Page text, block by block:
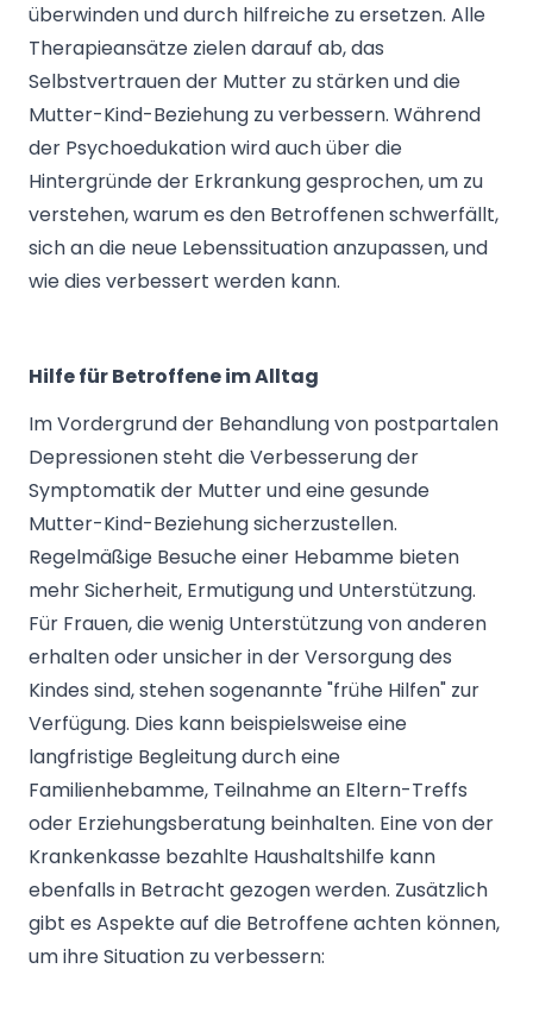
überwinden und durch hilfreiche zu ersetzen. Alle
Therapieansätze zielen darauf ab, das
Selbstvertrauen der Mutter zu stärken und die
Mutter-Kind-Beziehung zu verbessern. Während
der Psychoedukation wird auch über die
Hintergründe der Erkrankung gesprochen, um zu
verstehen, warum es den Betroffenen schwerfällt,
sich an die neue Lebenssituation anzupassen, und
wie dies verbessert werden kann.
Hilfe für Betroffene im Alltag
Im Vordergrund der Behandlung von postpartalen
Depressionen steht die Verbesserung der
Symptomatik der Mutter und eine gesunde
Mutter-Kind-Beziehung sicherzustellen.
Regelmäßige Besuche einer Hebamme bieten
mehr Sicherheit, Ermutigung und Unterstützung.
Für Frauen, die wenig Unterstützung von anderen
erhalten oder unsicher in der Versorgung des
Kindes sind, stehen sogenannte "frühe Hilfen" zur
Verfügung. Dies kann beispielsweise eine
langfristige Begleitung durch eine
Familienhebamme, Teilnahme an Eltern-Treffs
oder Erziehungsberatung beinhalten. Eine von der
Krankenkasse bezahlte Haushaltshilfe kann
ebenfalls in Betracht gezogen werden. Zusätzlich
gibt es Aspekte auf die Betroffene achten können,
um ihre Situation zu verbessern: